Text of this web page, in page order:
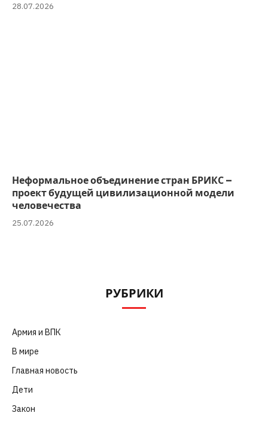
28.07.2026
Неформальное объединение стран БРИКС –
проект будущей цивилизационной модели
человечества
25.07.2026
РУБРИКИ
Армия и ВПК
В мире
Главная новость
Дети
Закон